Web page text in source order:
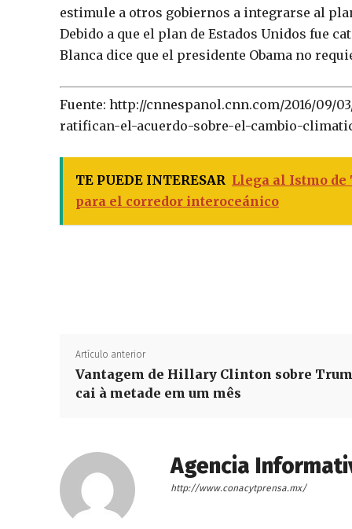
estimule a otros gobiernos a integrarse al
Debido a que el plan de Estados Unidos fue
Blanca dice que el presidente Obama no
Fuente: http://cnnespanol.cnn.com/2016/09/
ratifican-el-acuerdo-sobre-el-cambio-
TE PUEDE INTERESAR Llega al Istmo de
para el corredor interoceánico
Artículo anterior
Vantagem de Hillary Clinton sobre
cai à metade em um mês
Agencia
http://www.conacytprensa.mx/